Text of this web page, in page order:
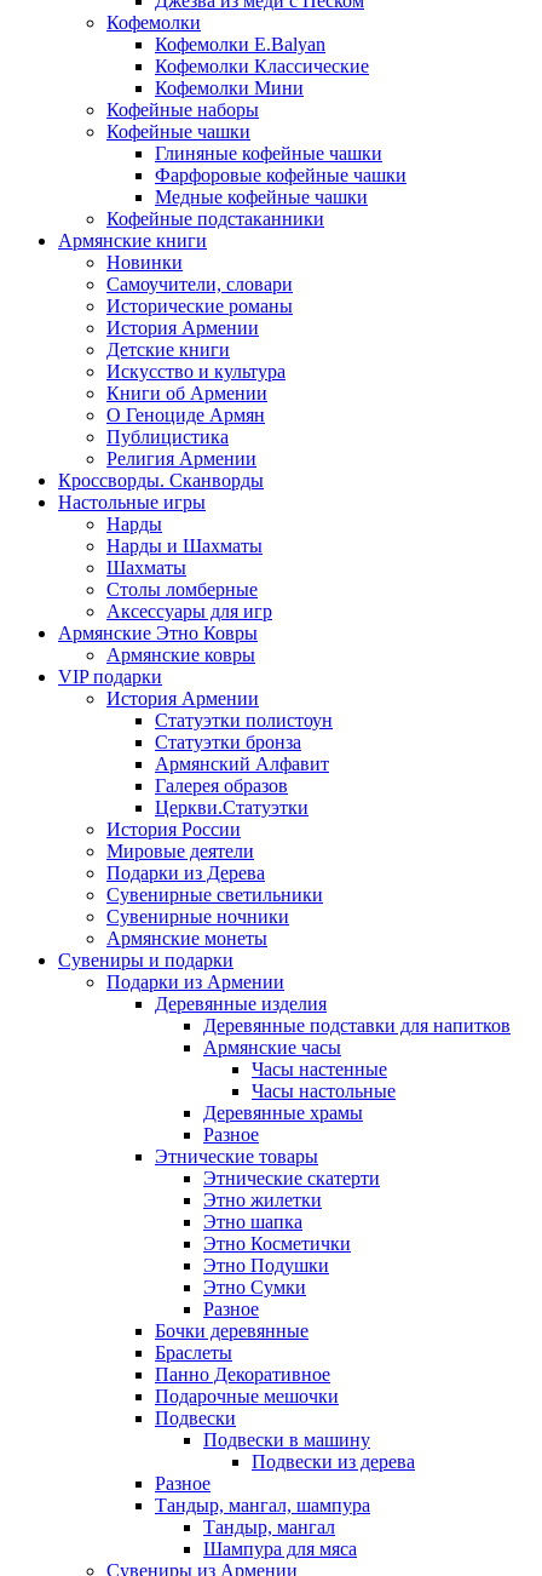
Кофемолки
Кофемолки E.Balyan
Кофемолки Классические
Кофемолки Мини
Кофейные наборы
Кофейные чашки
Глиняные кофейные чашки
Фарфоровые кофейные чашки
Медные кофейные чашки
Кофейные подстаканники
Армянские книги
Новинки
Самоучители, словари
Исторические романы
История Армении
Детские книги
Иcкусство и культура
Книги об Армении
О Геноциде Армян
Публицистика
Религия Армении
Кроссворды. Сканворды
Настольные игры
Нарды
Нарды и Шахматы
Шахматы
Столы ломберные
Аксессуары для игр
Армянские Этно Ковры
Армянские ковры
VIP подарки
История Армении
Статуэтки полистоун
Статуэтки бронза
Армянский Алфавит
Галерея образов
Церкви.Статуэтки
История России
Мировые деятели
Подарки из Дерева
Сувенирные светильники
Сувенирные ночники
Армянские монеты
Сувениры и подарки
Подарки из Армении
Деревянные изделия
Деревянные подставки для напитков
Армянские часы
Часы настенные
Часы настольные
Деревянные храмы
Разное
Этнические товары
Этнические скатерти
Этно жилетки
Этно шапка
Этно Косметички
Этно Подушки
Этно Сумки
Разное
Бочки деревянные
Браслеты
Панно Декоративное
Подарочные мешочки
Подвески
Подвески в машину
Подвески из дерева
Разное
Тандыр, мангал, шампура
Тандыр, мангал
Шампура для мяса
Сувениры из Армении